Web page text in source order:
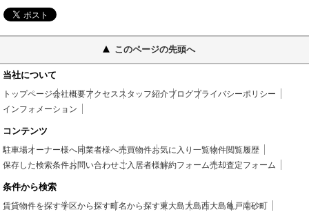
このページの先頭へ
当社について
トップページ会社概要アクセス スタッフ紹介ブログプライバシーポリシー
インフォメーション
コンテンツ
駐車場オーナー様へ同業者様へ売買物件お気に入り一覧物件閲覧履歴
保存した検索条件お問い合わせご入居者様解約フォーム売却査定フォーム
条件から検索
賃貸物件を探す学区から探す町名から探す東大島大島西大島亀戸南砂町